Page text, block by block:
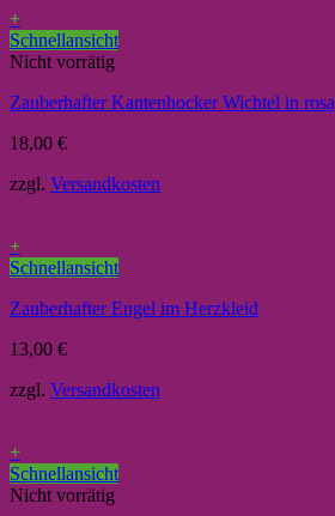
+
Schnellansicht
Nicht vorrätig
Zauberhafter Kantenhocker Wichtel in rosa
18,00 €
zzgl. Versandkosten
+
Schnellansicht
Zauberhafter Engel im Herzkleid
13,00 €
zzgl. Versandkosten
+
Schnellansicht
Nicht vorrätig